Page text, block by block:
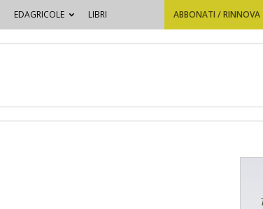
EDAGRICOLE LIBRI ABBONATI / RINNOVA